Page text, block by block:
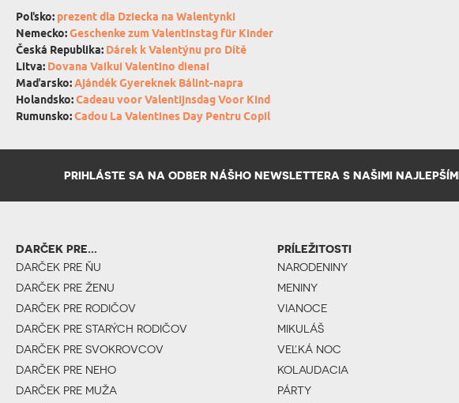
Poľsko: prezent dla Dziecka na Walentynki
Nemecko:Geschenke zum Valentinstag für Kinder
Česká Republika: Dárek k Valentýnu pro Dítě
Litva: Dovana Vaikui Valentino dienai
Maďarsko:Ajándék Gyereknek Bálint-napra
Holandsko:Cadeau voor Valentijnsdag Voor Kind
Rumunsko:Cadou La Valentines Day Pentru Copil
PRIHLÁSTE SA NA ODBER NÁŠHO NEWSLETTERA S NAŠIMI
DARČEK PRE...
DARČEK PRE ŇU
DARČEK PRE ŽENU
DARČEK PRE RODIČOV
DARČEK PRE STARÝCH RODIČOV
DARČEK PRE SVOKROVCOV
DARČEK PRE NEHO
DARČEK PRE MUŽA
PRÍLEŽITOSTI
NARODENINY
MENINY
VIANOCE
MIKULÁŠ
VEĽKÁ NOC
KOLAUDACIA
PÁRTY